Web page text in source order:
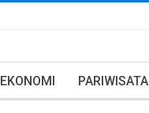
EKONOMI PARIWISATA